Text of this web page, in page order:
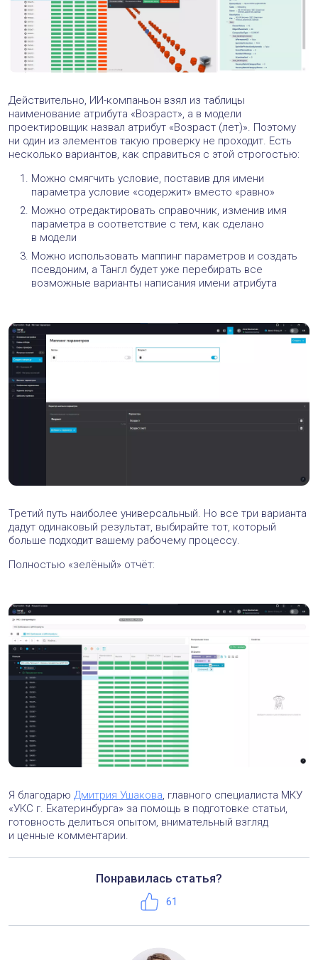
Действительно, ИИ-компаньон взял из таблицы
наименование атрибута «Возраст», а в модели
проектировщик назвал атрибут «Возраст (лет)». Поэтому
ни один из элементов такую проверку не проходит. Есть
несколько вариантов, как справиться с этой строгостью:
Можно смягчить условие, поставив для имени
параметра условие «содержит» вместо «равно»
Можно отредактировать справочник, изменив имя
параметра в соответствие с тем, как сделано
в модели
Можно использовать маппинг параметров и создать
псевдоним, а Тангл будет уже перебирать все
возможные варианты написания имени атрибута
Третий путь наиболее универсальный. Но все три варианта
дадут одинаковый результат, выбирайте тот, который
больше подходит вашему рабочему процессу.
Полностью «зелёный» отчёт:
Я благодарю Дмитрия Ушакова, главного специалиста МКУ
«УКС г. Екатеринбурга» за помощь в подготовке статьи,
готовность делиться опытом, внимательный взгляд
и ценные комментарии.
+7 (495) 221-50-56
Понравилась статья?
Нравится
61